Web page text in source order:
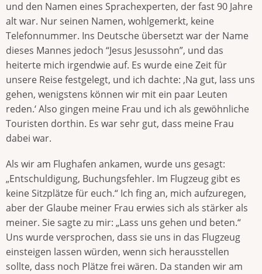
und den Namen eines Sprachexperten, der fast 90 Jahre
alt war. Nur seinen Namen, wohlgemerkt, keine
Telefonnummer. Ins Deutsche übersetzt war der Name
dieses Mannes jedoch “Jesus Jesussohn”, und das
heiterte mich irgendwie auf. Es wurde eine Zeit für
unsere Reise festgelegt, und ich dachte: ‚Na gut, lass uns
gehen, wenigstens können wir mit ein paar Leuten
reden.‘ Also gingen meine Frau und ich als gewöhnliche
Touristen dorthin. Es war sehr gut, dass meine Frau
dabei war.
Als wir am Flughafen ankamen, wurde uns gesagt:
„Entschuldigung, Buchungsfehler. Im Flugzeug gibt es
keine Sitzplätze für euch.“ Ich fing an, mich aufzuregen,
aber der Glaube meiner Frau erwies sich als stärker als
meiner. Sie sagte zu mir: „Lass uns gehen und beten.“
Uns wurde versprochen, dass sie uns in das Flugzeug
einsteigen lassen würden, wenn sich herausstellen
sollte, dass noch Plätze frei wären. Da standen wir am